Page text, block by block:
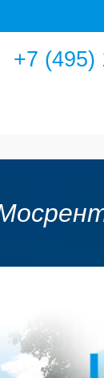
+7 (495)